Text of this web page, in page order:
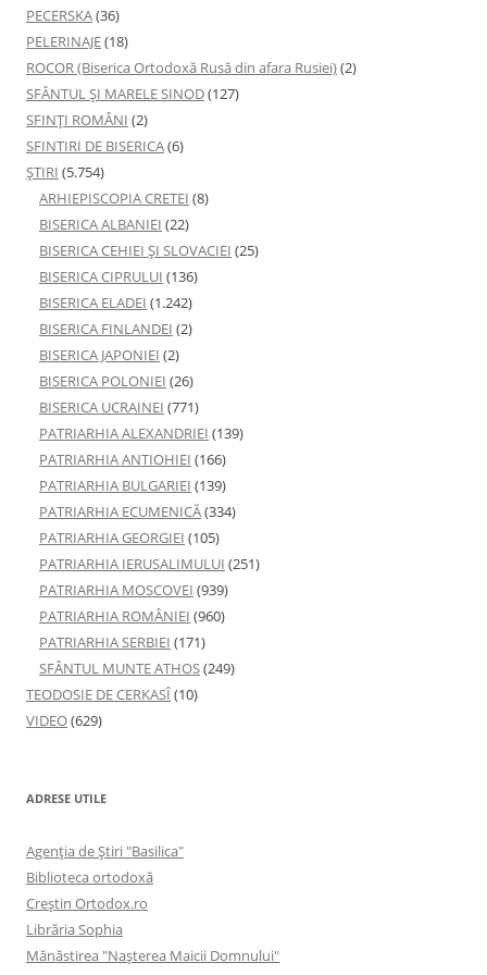
PECERSKA(36)
PELERINAJE(18)
ROCOR (Biserica Ortodoxă Rusă din afara Rusiei)(2)
SFÂNTUL ȘI MARELE SINOD(127)
SFINȚI ROMÂNI (2)
SFINTIRI DE BISERICA(6)
ŞTIRI (5.754)
ARHIEPISCOPIA CRETEI (8)
BISERICA ALBANIEI (22)
BISERICA CEHIEI ŞI SLOVACIEI (25)
BISERICA CIPRULUI (136)
BISERICA ELADEI (1.242)
BISERICA FINLANDEI (2)
BISERICA JAPONIEI (2)
BISERICA POLONIEI (26)
BISERICA UCRAINEI (771)
PATRIARHIA ALEXANDRIEI (139)
PATRIARHIA ANTIOHIEI (166)
PATRIARHIA BULGARIEI (139)
PATRIARHIA ECUMENICĂ(334)
PATRIARHIA GEORGIEI (105)
PATRIARHIA IERUSALIMULUI (251)
PATRIARHIA MOSCOVEI (939)
PATRIARHIA ROMÂNIEI (960)
PATRIARHIA SERBIEI (171)
SFÂNTUL MUNTE ATHOS(249)
TEODOSIE DE CERKASÎ(10)
VIDEO(629)
ADRESE UTILE
Agenţia de Ştiri "Basilica"
Biblioteca ortodoxă
Creştin Ortodox.ro
Librăria Sophia
Mănăstirea "Naşterea Maicii Domnului"